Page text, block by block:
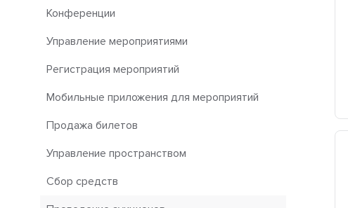
Конференции
Управление мероприятиями
Регистрация мероприятий
Мобильные приложения для мероприятий
Продажа билетов
Управление пространством
Сбор средств